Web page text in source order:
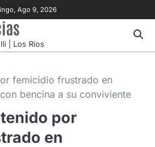
Ago 9, 2026
| Los Ríos
femicidio frustrado en
bencina a su conviviente
por
en